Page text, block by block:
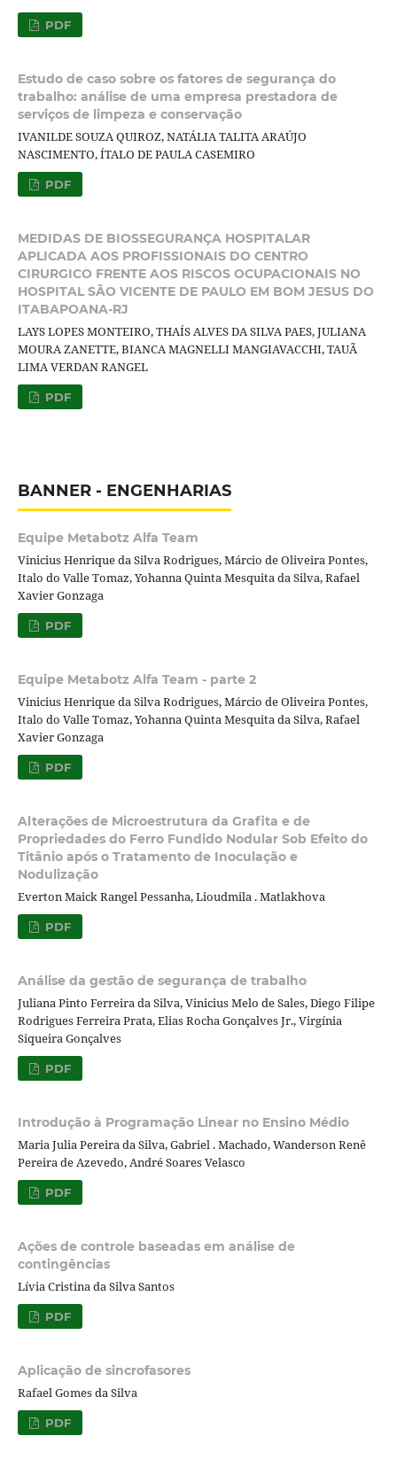
PDF
Estudo de caso sobre os fatores de segurança do
trabalho: análise de uma empresa prestadora de
serviços de limpeza e conservação
IVANILDE SOUZA QUIROZ, NATÁLIA TALITA ARAÚJO
NASCIMENTO, ÍTALO DE PAULA CASEMIRO
PDF
MEDIDAS DE BIOSSEGURANÇA HOSPITALAR
APLICADA AOS PROFISSIONAIS DO CENTRO
CIRURGICO FRENTE AOS RISCOS OCUPACIONAIS NO
HOSPITAL SÃO VICENTE DE PAULO EM BOM JESUS DO
ITABAPOANA-RJ
LAYS LOPES MONTEIRO, THAÍS ALVES DA SILVA PAES, JULIANA
MOURA ZANETTE, BIANCA MAGNELLI MANGIAVACCHI, TAUÃ
LIMA VERDAN RANGEL
PDF
BANNER - ENGENHARIAS
Equipe Metabotz Alfa Team
Vinicius Henrique da Silva Rodrigues, Márcio de Oliveira Pontes,
Italo do Valle Tomaz, Yohanna Quinta Mesquita da Silva, Rafael
Xavier Gonzaga
PDF
Equipe Metabotz Alfa Team - parte 2
Vinicius Henrique da Silva Rodrigues, Márcio de Oliveira Pontes,
Italo do Valle Tomaz, Yohanna Quinta Mesquita da Silva, Rafael
Xavier Gonzaga
PDF
Alterações de Microestrutura da Grafita e de
Propriedades do Ferro Fundido Nodular Sob Efeito do
Titânio após o Tratamento de Inoculação e
Nodulização
Everton Maick Rangel Pessanha, Lioudmila . Matlakhova
PDF
Análise da gestão de segurança de trabalho
Juliana Pinto Ferreira da Silva, Vinicius Melo de Sales, Diego Filipe
Rodrigues Ferreira Prata, Elias Rocha Gonçalves Jr., Virgínia
Siqueira Gonçalves
PDF
Introdução à Programação Linear no Ensino Médio
Maria Julia Pereira da Silva, Gabriel . Machado, Wanderson Renê
Pereira de Azevedo, André Soares Velasco
PDF
Ações de controle baseadas em análise de
contingências
Lívia Cristina da Silva Santos
PDF
Aplicação de sincrofasores
Rafael Gomes da Silva
PDF